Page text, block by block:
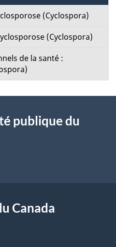
(Cyclospora)
(Cyclospora)
de la santé :
publique du
Canada